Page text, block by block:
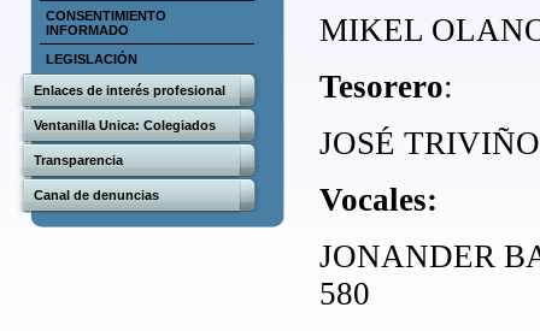
CONSENTIMIENTO
INFORMADO
LEGISLACIÓN
Enlaces de interés profesional
Ventanilla Unica: Colegiados
Transparencia
Canal de denuncias
MIKEL
Tesorero:
JOSÉ
Vocales:
JONANDER
580